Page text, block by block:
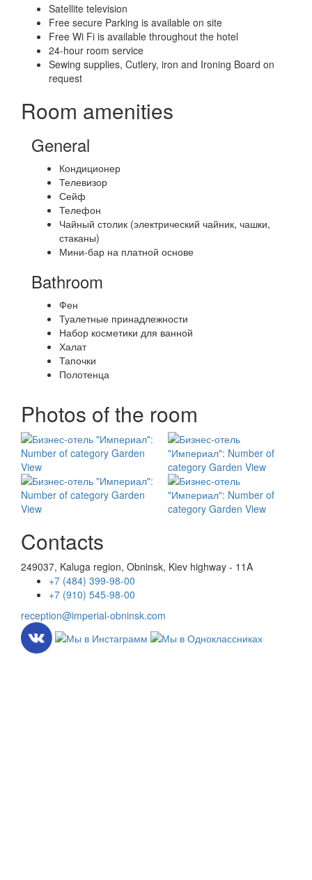
Satellite television
Free secure Parking is available on site
Free Wi Fi is available throughout the hotel
24-hour room service
Sewing supplies, Cutlery, iron and Ironing Board on
request
Room amenities
General
Кондиционер
Телевизор
Сейф
Телефон
Чайный столик (электрический чайник, чашки,
стаканы)
Мини-бар на платной основе
Bathroom
Фен
Туалетные принадлежности
Набор косметики для ванной
Халат
Тапочки
Полотенца
Photos of the room
Contacts
249037, Kaluga region, Obninsk, Kiev highway - 11A
+7 (484) 399-98-00
+7 (910) 545-98-00
reception@imperial-obninsk.com